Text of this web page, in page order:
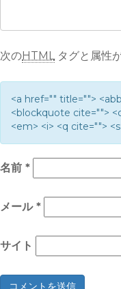
次のHTMLタグと属性
<a href="" title="">
<blockquote cite="">
<em> <i> <q cite="">
名前 *
メール *
サイト